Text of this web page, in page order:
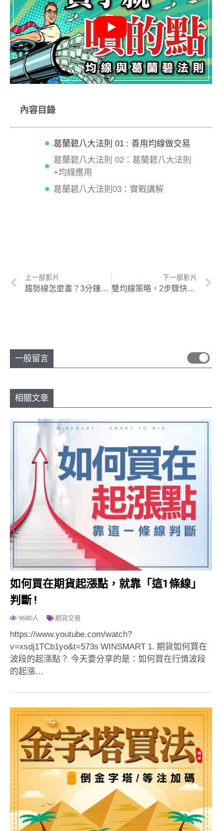
內容目錄
葛蘭碧八大法則 01 : 善用均線做交易
葛蘭碧八大法則 02：葛蘭碧八大法則
+均線應用
葛蘭碧八大法則03：實戰講解
上一部影片
趨勢線怎麼畫？3分鐘教你學會找到支撐、壓力
下一部影片
雙均線策略，2步驟快速掌握多空趨勢！.
一般留言
相關文章
如何買在期貨起漲點，就靠「這1條線」
判斷 !
9680人 期貨交易
https://www.youtube.com/watch?
v=xsdj1TCb1yo&t=573s WINSMART 1. 期貨如何買在
波段的起漲點？ 今天要分享的是：如何買在行情波段
的起漲…